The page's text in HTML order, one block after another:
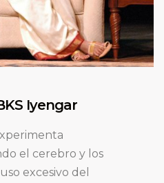
Iyengar
el cerebro y los
excesivo del